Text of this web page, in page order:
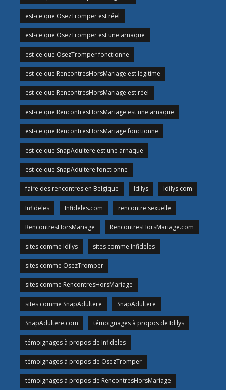
est-ce que OsezTromper est réel
est-ce que OsezTromper est une arnaque
est-ce que OsezTromper fonctionne
est-ce que RencontresHorsMariage est légitime
est-ce que RencontresHorsMariage est réel
est-ce que RencontresHorsMariage est une arnaque
est-ce que RencontresHorsMariage fonctionne
est-ce que SnapAdultere est une arnaque
est-ce que SnapAdultere fonctionne
faire des rencontres en Belgique Idilys Idilys.com
Infideles Infideles.com rencontre sexuelle
RencontresHorsMariage RencontresHorsMariage.com
sites comme Idilys sites comme Infideles
sites comme OsezTromper
sites comme RencontresHorsMariage
sites comme SnapAdultere SnapAdultere
SnapAdultere.com témoignages à propos de Idilys
témoignages à propos de Infideles
témoignages à propos de OsezTromper
témoignages à propos de RencontresHorsMariage